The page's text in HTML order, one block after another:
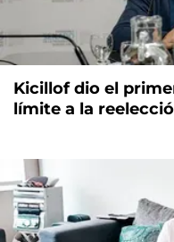
Kicillof dio el
límite a la